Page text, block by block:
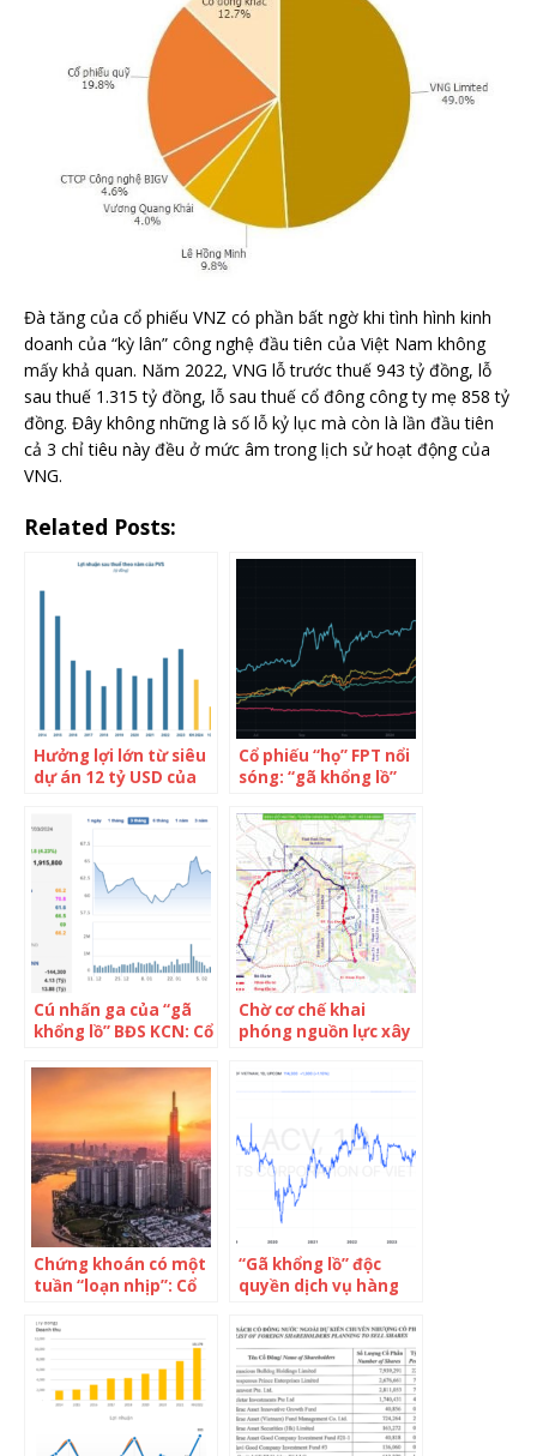
Đà tăng của cổ phiếu VNZ có phần bất ngờ khi tình hình kinh
doanh của “kỳ lân” công nghệ đầu tiên của Việt Nam không
mấy khả quan. Năm 2022, VNG lỗ trước thuế 943 tỷ đồng, lỗ
sau thuế 1.315 tỷ đồng, lỗ sau thuế cổ đông công ty mẹ 858 tỷ
đồng. Đây không những là số lỗ kỷ lục mà còn là lần đầu tiên
cả 3 chỉ tiêu này đều ở mức âm trong lịch sử hoạt động của
VNG.
Related Posts:
Hưởng lợi lớn từ siêu
dự án 12 tỷ USD của
dầu khí được dự báo
có thể lãi gấp đôi kế
hoạch, giá trị công ty
“ngấp nghé” ngưỡng
tỷ USD
Cổ phiếu “họ” FPT nổi
sóng: “gã khổng lồ”
vượt đỉnh từ đầu
năm, FPT Telecom
tăng bằng lần sau 5
tháng, FPT Retail gần
chạm ngưỡng tỷ USD
vốn hóa
Cú nhấn ga của “gã
khổng lồ” BĐS KCN: Cổ
phá, vốn hoá sắp
chạm ngưỡng 3 tỷ
USD, đặt mục tiêu
vốn hoá vượt 5 tỷ
USD từ năm 2025
Chờ cơ chế khai
phóng nguồn lực xây
nghìn tỷ để đời
Chứng khoán có một
tuần “loạn nhịp”: Cổ
“thăng hoa”, cổ phiếu
“kỳ lân công nghệ”
VNG được chú ý
“Gã khổng lồ” độc
quyền dịch vụ hàng
Biên lãi cao ngất
ngưởng, cổ phiếu lập
đỉnh lịch sử đưa vốn
hoá chạm mốc 10 tỷ
USD